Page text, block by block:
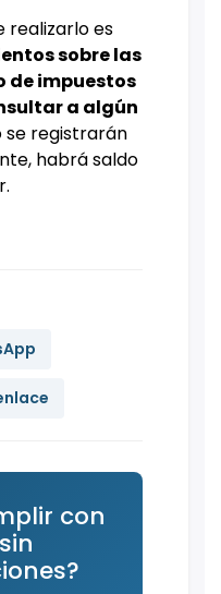
realizarlo es
sobre las
de impuestos
a algún
se registrarán
habrá saldo
con